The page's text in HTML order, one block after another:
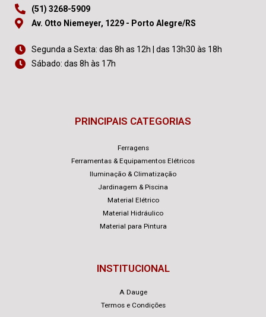
(51) 3268-5909
Av. Otto Niemeyer, 1229 - Porto Alegre/RS
Segunda a Sexta: das 8h as 12h | das 13h30 às 18h
Sábado: das 8h às 17h
PRINCIPAIS CATEGORIAS
Ferragens
Ferramentas & Equipamentos Elétricos
Iluminação & Climatização
Jardinagem & Piscina
Material Elétrico
Material Hidráulico
Material para Pintura
INSTITUCIONAL
A Dauge
Termos e Condições